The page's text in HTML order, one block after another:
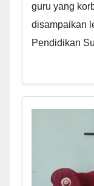
guru yang
disampaikan
Pendidikan